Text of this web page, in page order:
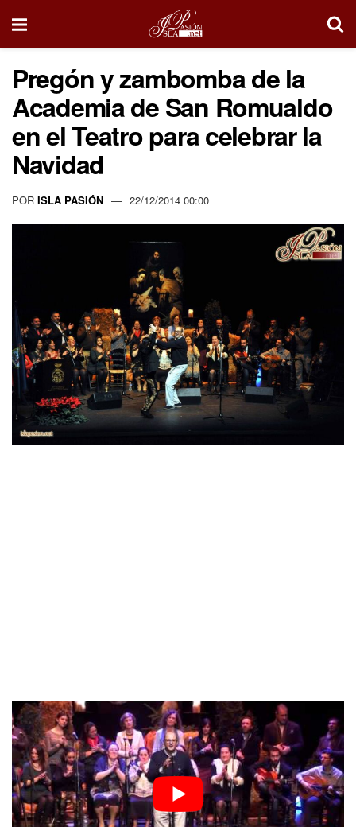
Pregón y zambomba de la
Academia de San Romualdo
en el Teatro para celebrar la
Navidad
POR ISLA PASIÓN 22/12/2014 00:00